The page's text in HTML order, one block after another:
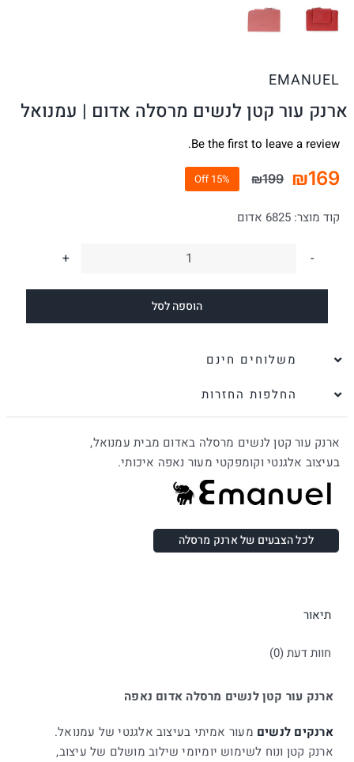
EMANUEL
ארנק עור קטן לנשים מרסלה אדום | עמנואל
Be the first to leave a review.
₪199 המחיר
המקורי
היה:
₪169
המחיר
הנוכחי
הוא:
15% Off
קוד מוצר: 6825 אדום
כמות
של
ארנק
אדום
|
עמנואל
הוספה לסל
משלוחים חינם
החלפות החזרות
ארנק עור קטן לנשים מרסלה באדום מבית עמנואל,
בעיצוב אלגנטי וקומפקטי מעור נאפה איכותי.
לכל הצבעים של ארנק מרסלה
תיאור
חוות דעת (0)
ארנק עור קטן לנשים מרסלה אדום נאפה
ארנקים לנשים מעור אמיתי בעיצוב אלגנטי של עמנואל.
ארנק קטן ונוח לשימוש יומיומי שילוב מושלם של עיצוב,